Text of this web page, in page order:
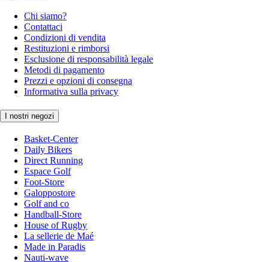
Chi siamo?
Contattaci
Condizioni di vendita
Restituzioni e rimborsi
Esclusione di responsabilità legale
Metodi di pagamento
Prezzi e opzioni di consegna
Informativa sulla privacy
I nostri negozi
Basket-Center
Daily Bikers
Direct Running
Espace Golf
Foot-Store
Galoppostore
Golf and co
Handball-Store
House of Rugby
La sellerie de Maé
Made in Paradis
Nauti-wave